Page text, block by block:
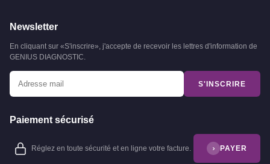
Newsletter
En cliquant sur «S'inscrire», j'accepte de recevoir les lettres d'information de
GENIUS DIAGNOSTIC.
S'INSCRIRE
Paiement sécurisé
Réglez en toute sécurité et en ligne votre facture. PAYER